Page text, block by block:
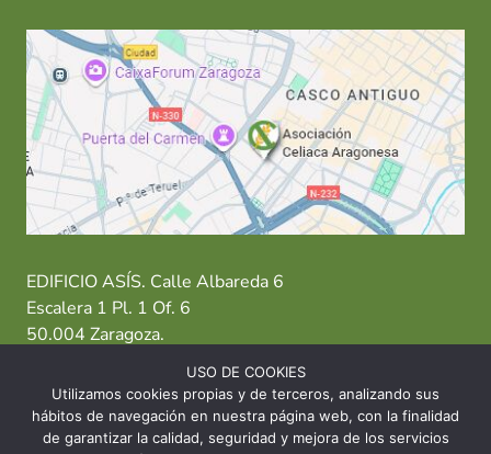
EDIFICIO ASÍS. Calle Albareda 6
Escalera 1 Pl. 1 Of. 6
50.004 Zaragoza.
T: 976 484 949 M: 635 638 563
Sede Zaragoza·Sede Huesca· Sede Teruel
USO DE COOKIES
Utilizamos cookies propias y de terceros, analizando sus
hábitos de navegación en nuestra página web, con la finalidad
de garantizar la calidad, seguridad y mejora de los servicios